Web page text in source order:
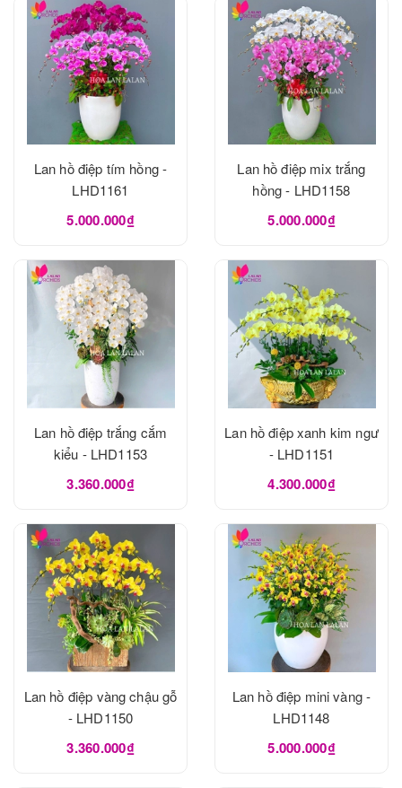
Lan hồ điệp tím hồng -
LHD1161
5.000.000₫
Lan hồ điệp mix trắng
hồng - LHD1158
5.000.000₫
Lan hồ điệp trắng cắm
kiểu - LHD1153
3.360.000₫
Lan hồ điệp xanh kim ngư
- LHD1151
4.300.000₫
Lan hồ điệp vàng chậu gỗ
- LHD1150
3.360.000₫
Lan hồ điệp mini vàng -
LHD1148
5.000.000₫